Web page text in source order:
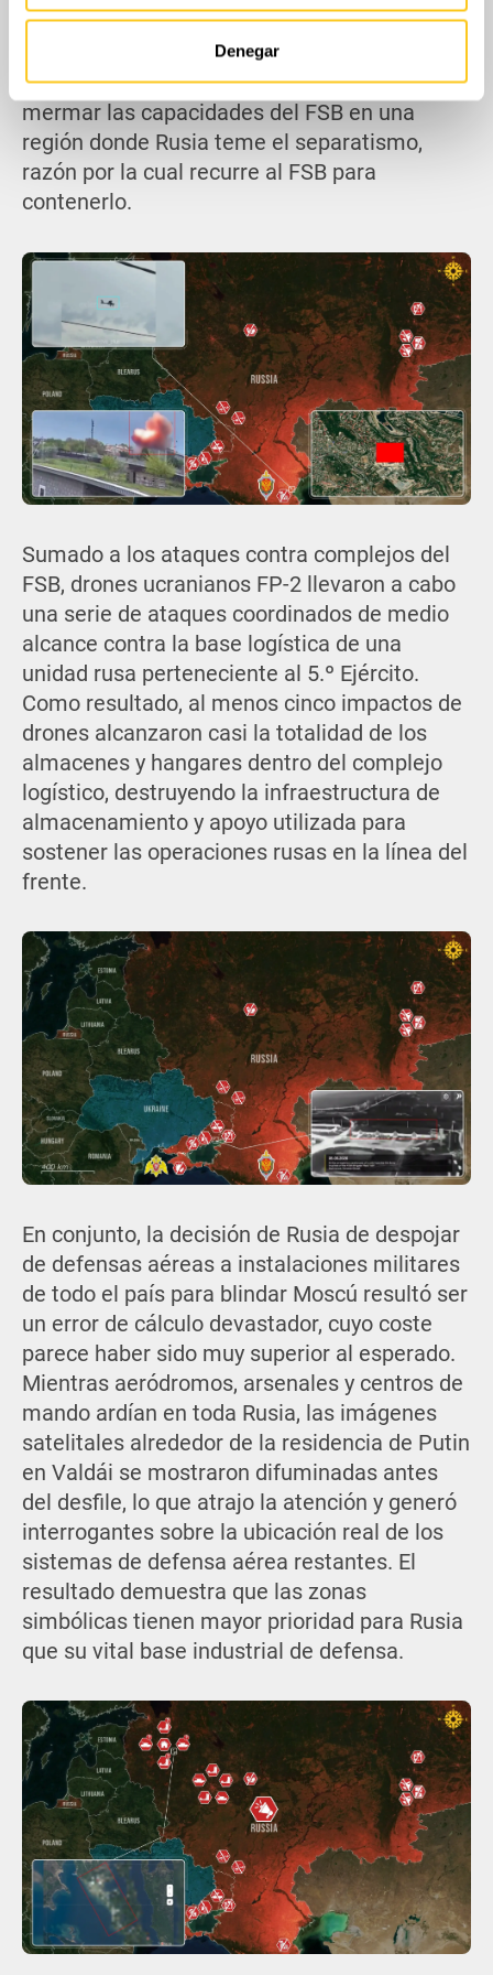
nuestros partners de redes sociales, publicidad y análisis
web, quienes pueden combinarla con otra información
Denegar
de Rusia, así como un edificio vinculado al
Servicio Federal de Seguridad (FSB). Esto
refleja una estrategia deliberada para
mermar las capacidades del FSB en una
región donde Rusia teme el separatismo,
razón por la cual recurre al FSB para
contenerlo.
Sumado a los ataques contra complejos del
FSB, drones ucranianos FP-2 llevaron a cabo
una serie de ataques coordinados de medio
alcance contra la base logística de una
unidad rusa perteneciente al 5.º Ejército.
Como resultado, al menos cinco impactos de
drones alcanzaron casi la totalidad de los
almacenes y hangares dentro del complejo
logístico, destruyendo la infraestructura de
almacenamiento y apoyo utilizada para
sostener las operaciones rusas en la línea del
frente.
En conjunto, la decisión de Rusia de despojar
de defensas aéreas a instalaciones militares
de todo el país para blindar Moscú resultó ser
un error de cálculo devastador, cuyo coste
parece haber sido muy superior al esperado.
Mientras aeródromos, arsenales y centros de
mando ardían en toda Rusia, las imágenes
satelitales alrededor de la residencia de Putin
en Valdái se mostraron difuminadas antes
del desfile, lo que atrajo la atención y generó
interrogantes sobre la ubicación real de los
sistemas de defensa aérea restantes. El
resultado demuestra que las zonas
simbólicas tienen mayor prioridad para Rusia
que su vital base industrial de defensa.